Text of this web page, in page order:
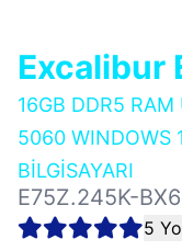
Excalibur
16GB DDR5
5060 WINDOWS
BİLGİSAYARI
E75Z.245K-
5